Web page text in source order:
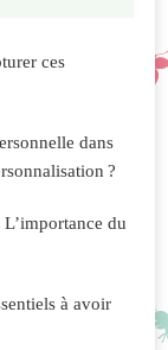
ces
dans
?
L’importance du
à avoir